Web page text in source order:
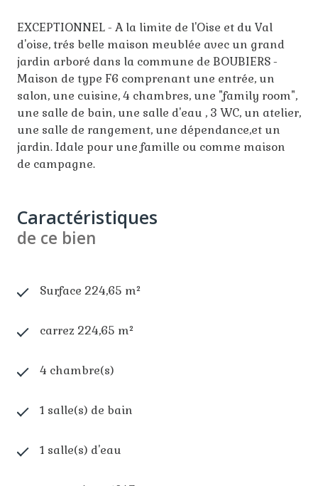
EXCEPTIONNEL - A la limite de l'Oise et du Val
d'oise, trés belle maison meublée avec un grand
jardin arboré dans la commune de BOUBIERS -
Maison de type F6 comprenant une entrée, un
salon, une cuisine, 4 chambres, une "family room",
une salle de bain, une salle d'eau , 3 WC, un atelier,
une salle de rangement, une dépendance,et un
jardin. Idale pour une famille ou comme maison
de campagne.
Caractéristiques
de ce bien
Surface 224,65 m²
carrez 224,65 m²
4 chambre(s)
1 salle(s) de bain
1 salle(s) d'eau